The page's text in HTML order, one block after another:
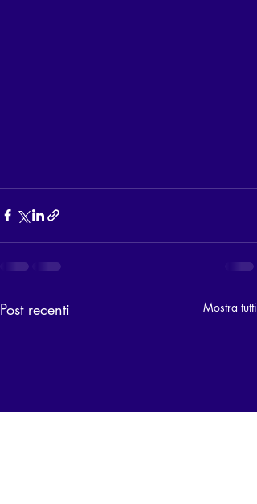
Post recenti Mostra tutti